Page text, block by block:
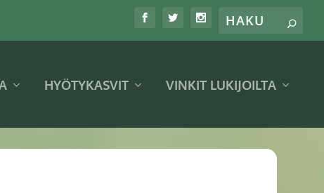
HYÖTYKASVIT VINKIT LUKIJOILTA